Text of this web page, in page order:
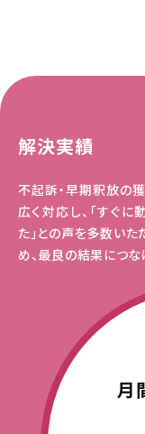
解決実績
不起訴・早期釈放の
広く対応し、「すぐ
た」との声を多数い
め、最良の結果につな
月